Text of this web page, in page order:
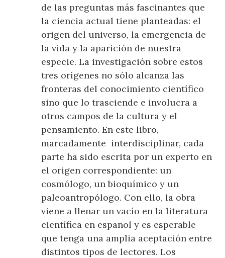
de las preguntas más fascinantes que
la ciencia actual tiene planteadas: el
origen del universo, la emergencia de
la vida y la aparición de nuestra
especie. La investigación sobre estos
tres orígenes no sólo alcanza las
fronteras del conocimiento científico
sino que lo trasciende e involucra a
otros campos de la cultura y el
pensamiento. En este libro,
marcadamente interdisciplinar, cada
parte ha sido escrita por un experto en
el origen correspondiente: un
cosmólogo, un bioquímico y un
paleoantropólogo. Con ello, la obra
viene a llenar un vacío en la literatura
científica en español y es esperable
que tenga una amplia aceptación entre
distintos tipos de lectores. Los